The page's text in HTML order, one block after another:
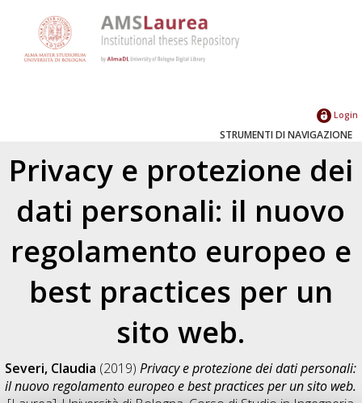
Login
STRUMENTI DI NAVIGAZIONE
Privacy e protezione dei
dati personali: il nuovo
regolamento europeo e
best practices per un
sito web.
Severi, Claudia (2019)Privacy e protezione dei dati personali:
il nuovo regolamento europeo e best practices per un sito web.